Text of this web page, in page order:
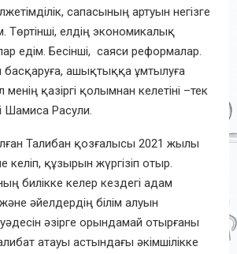
сапасының артуын негізге
Төртінші, елдің экономикалық
едім. Бесінші, саяси реформалар.
басқаруға, ашықтыққа ұмтылуға
қазіргі қолымнан келетіні –тек
Шамиса Расули.
Талибан қозғалысы 2021 жылы
келіп, құзырын жүргізіп отыр.
билікке келер кездегі адам
әйелдердің білім алуын
әзірге орындамай отырғаны
атауы астындағы әкімшілікке